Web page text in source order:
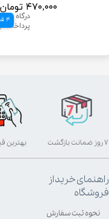
۴۷۰,۰۰۰ تومان
4 قسط
بهترین ۷ روز ضمانت بازگشت
راهنمای خرید از
فروشگاه
نحوه ثبت سفارش